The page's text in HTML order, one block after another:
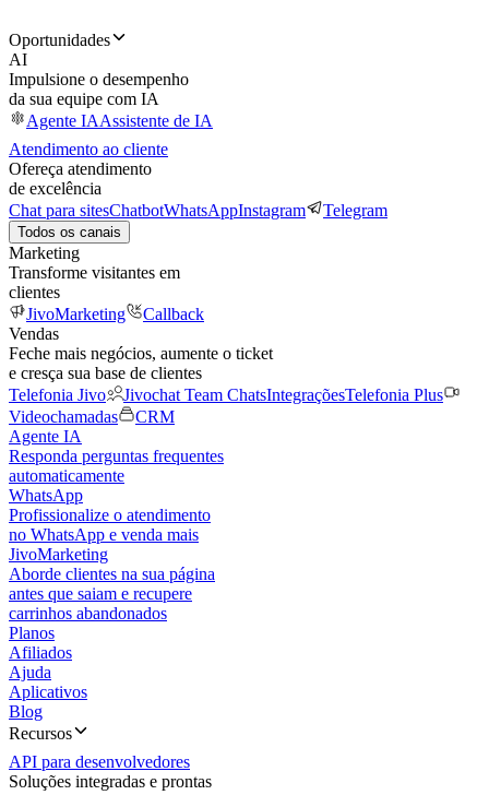
Oportunidades
AI
Impulsione o desempenho
da sua equipe com IA
Agente IAAssistente de IA
Atendimento ao cliente
Ofereça atendimento
de excelência
Chat para sitesChatbotWhatsAppInstagram Telegram
Todos os canais
Marketing
Transforme visitantes em
clientes
JivoMarketing
Callback
Vendas
Feche mais negócios, aumente o ticket
e cresça sua base de clientes
Telefonia Jivo
Jivochat Team ChatsIntegraçõesTelefonia Plus
Videochamadas
CRM
Agente IA
Responda perguntas frequentes
automaticamente
WhatsApp
Profissionalize o atendimento
no WhatsApp e venda mais
JivoMarketing
Aborde clientes na sua página
antes que saiam e recupere
carrinhos abandonados
Planos
Afiliados
Ajuda
Aplicativos
Blog
Recursos
API para desenvolvedores
Soluções integradas e prontas